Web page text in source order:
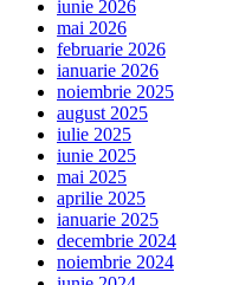
iunie 2026
mai 2026
februarie 2026
ianuarie 2026
noiembrie 2025
august 2025
iulie 2025
iunie 2025
mai 2025
aprilie 2025
ianuarie 2025
decembrie 2024
noiembrie 2024